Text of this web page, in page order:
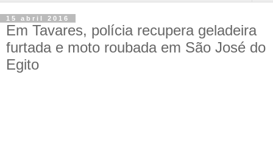
15 abril 2016
Em Tavares, polícia recupera geladeira
furtada e moto roubada em São José do
Egito